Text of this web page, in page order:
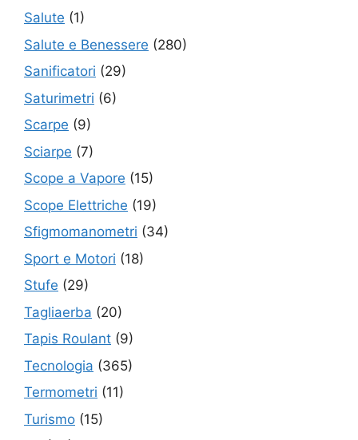
Salute (1)
Salute e Benessere (280)
Sanificatori (29)
Saturimetri (6)
Scarpe (9)
Sciarpe (7)
Scope a Vapore (15)
Scope Elettriche (19)
Sfigmomanometri (34)
Sport e Motori (18)
Stufe (29)
Tagliaerba (20)
Tapis Roulant (9)
Tecnologia (365)
Termometri (11)
Turismo (15)